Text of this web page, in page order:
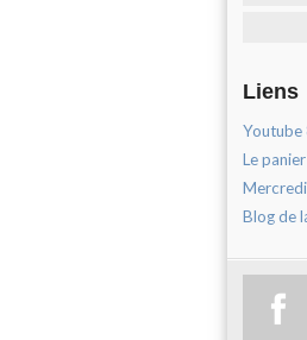
Liens
Youtube
Le panier
Blog de